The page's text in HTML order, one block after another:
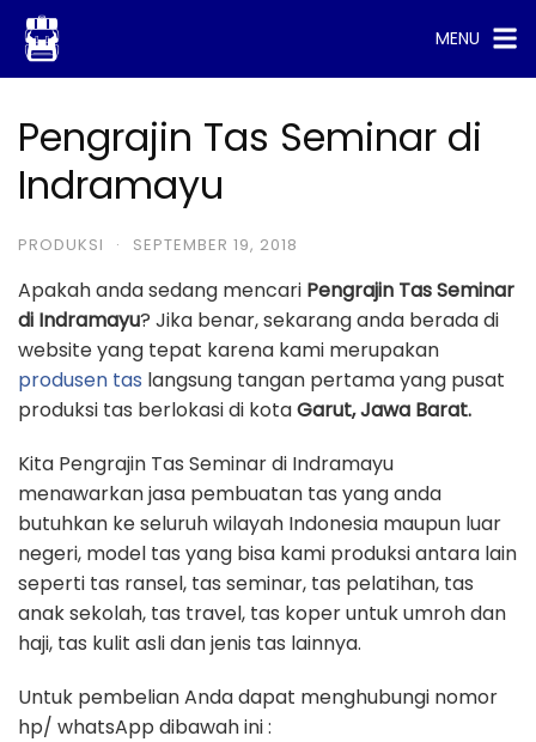
Skip
content
MENU
Pengrajin Tas Seminar di
Indramayu
PRODUKSI · SEPTEMBER 19, 2018
Apakah anda sedang mencari Pengrajin Tas Seminar
di Indramayu? Jika benar, sekarang anda berada di
website yang tepat karena kami merupakan
produsen tas langsung tangan pertama yang pusat
produksi tas berlokasi di kotaGarut, Jawa Barat.
Kita Pengrajin Tas Seminar di Indramayu
menawarkan jasa pembuatan tas yang anda
butuhkan ke seluruh wilayah Indonesia maupun luar
negeri, model tas yang bisa kami produksi antara lain
seperti tas ransel, tas seminar, tas pelatihan, tas
anak sekolah, tas travel, tas koper untuk umroh dan
haji, tas kulit asli dan jenis tas lainnya.
Untuk pembelian Anda dapat menghubungi nomor
hp/ whatsApp dibawah ini :